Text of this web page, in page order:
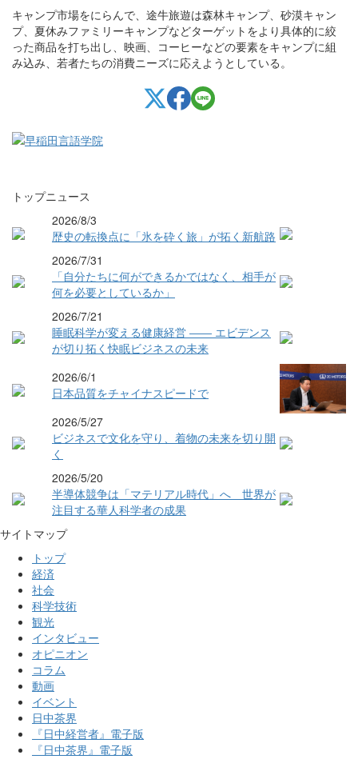
キャンプ市場をにらんで、途牛旅遊は森林キャンプ、砂漠キャン
プ、夏休みファミリーキャンプなどターゲットをより具体的に絞
った商品を打ち出し、映画、コーヒーなどの要素をキャンプに組
み込み、若者たちの消費ニーズに応えようとしている。
トップニュース
2026/8/3
歴史の転換点に「氷を砕く旅」が拓く新航路
2026/7/31
「自分たちに何ができるかではなく、相手が
何を必要としているか」
2026/7/21
睡眠科学が変える健康経営 ―― エビデンス
が切り拓く快眠ビジネスの未来
2026/6/1
日本品質をチャイナスピードで
2026/5/27
ビジネスで文化を守り、着物の未来を切り開
く
2026/5/20
半導体競争は「マテリアル時代」へ 世界が
注目する華人科学者の成果
サイトマップ
トップ
経済
社会
科学技術
観光
インタビュー
オピニオン
コラム
動画
イベント
日中茶界
『日中経営者』電子版
『日中茶界』電子版